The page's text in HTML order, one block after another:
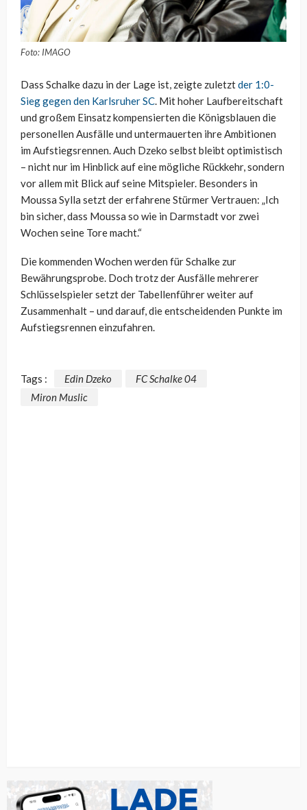
Foto: IMAGO
Dass Schalke dazu in der Lage ist, zeigte zuletztder 1:0-
Sieg gegen den Karlsruher SC. Mit hoher Laufbereitschaft
und großem Einsatz kompensierten die Königsblauen die
personellen Ausfälle und untermauerten ihre Ambitionen
im Aufstiegsrennen. Auch Dzeko selbst bleibt optimistisch
– nicht nur im Hinblick auf eine mögliche Rückkehr, sondern
vor allem mit Blick auf seine Mitspieler. Besonders in
Moussa Sylla setzt der erfahrene Stürmer Vertrauen: „Ich
bin sicher, dass Moussa so wie in Darmstadt vor zwei
Wochen seine Tore macht.“
Die kommenden Wochen werden für Schalke zur
Bewährungsprobe. Doch trotz der Ausfälle mehrerer
Schlüsselspieler setzt der Tabellenführer weiter auf
Zusammenhalt – und darauf, die entscheidenden Punkte im
Aufstiegsrennen einzufahren.
Tags : Edin Dzeko
FC Schalke 04
Miron Muslic